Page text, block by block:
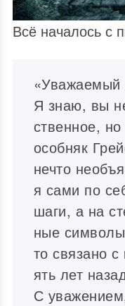
Всё началось с
«Уважаемый
Я знаю, вы
ственное,
особняк
нечто
я сами по
шаги, а на
ные
то связано
ять лет
С